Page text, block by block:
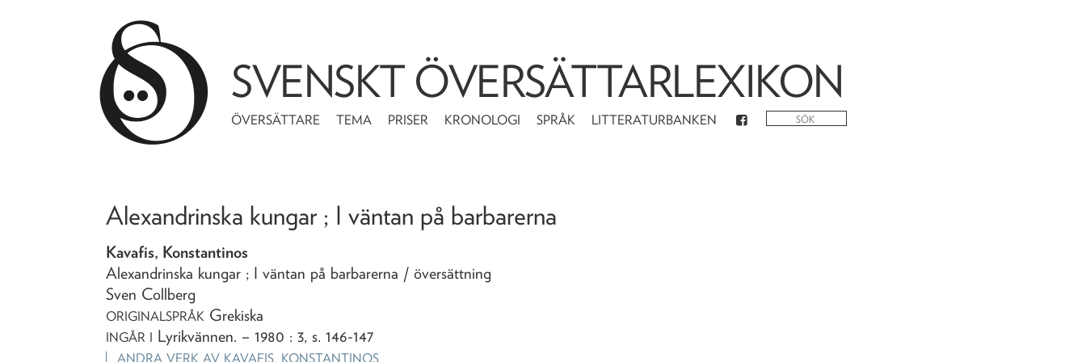
SVENSKT ÖVERSÄTTARLEXIKON
ÖVERSÄTTARE TEMA PRISER KRONOLOGI SPRÅK LITTERATURBANKEN
Alexandrinska kungar ; I väntan på barbarerna
Kavafis, Konstantinos
Alexandrinska kungar ; I väntan på barbarerna / översättning
Sven Collberg
ORIGINALSPRÅK Grekiska
INGÅR I Lyrikvännen. – 1980 : 3, s. 146-147
ANDRA VERK AV KAVAFIS, KONSTANTINOS